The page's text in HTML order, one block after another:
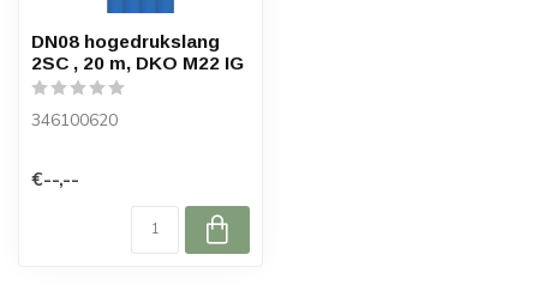
DN08 hogedrukslang
2SC , 20 m, DKO M22 IG
346100620
€--,--